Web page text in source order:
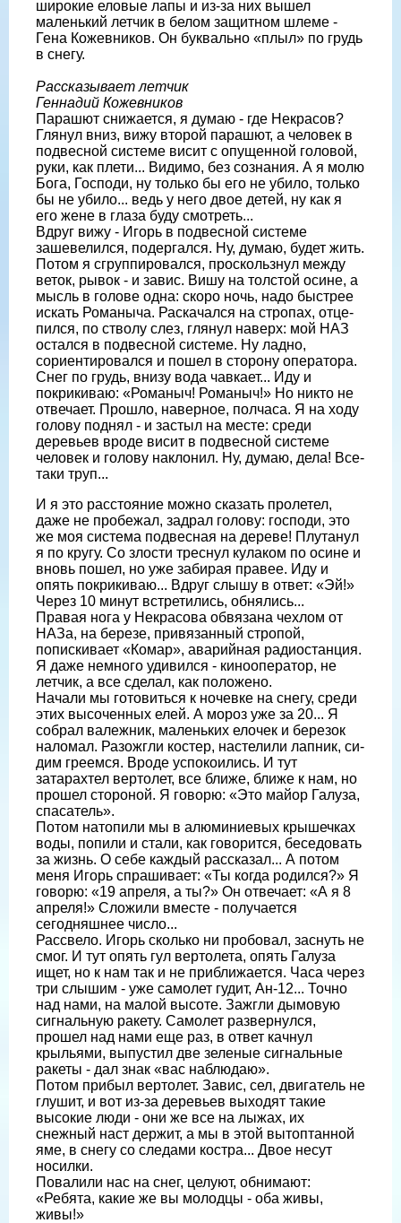
широкие еловые лапы и из-за них вышел
маленький летчик в белом за­щитном шлеме -
Гена Кожевников. Он буквально «плыл» по грудь
в снегу.
Рассказывает летчик
Геннадий Кожевников
Парашют снижается, я думаю - где Не­красов?
Глянул вниз, вижу второй пара­шют, а человек в
подвесной системе ви­сит с опущенной головой,
руки, как пле­ти... Видимо, без сознания. А я молю
Бо­га, Господи, ну только бы его не убило, только
бы не убило... ведь у него двое де­тей, ну как я
его жене в глаза буду смот­реть...
Вдруг вижу - Игорь в подвесной сис­теме
зашевелился, подергался. Ну, ду­маю, будет жить.
Потом я сгруппировался, проскольз­нул между
веток, рывок - и завис. Ви­шу на толстой осине, а
мысль в голове одна: скоро ночь, надо быстрее
искать Романыча. Раскачался на стропах, отце­
пился, по стволу слез, глянул наверх: мой НАЗ
остался в подвесной системе. Ну ладно,
сориентировался и пошел в сторону оператора.
Снег по грудь, внизу вода чавкает... Иду и
покрикиваю: «Ро­маныч! Романыч!» Но никто не
отвеча­ет. Прошло, наверное, полчаса. Я на хо­ду
голову поднял - и застыл на месте: среди
деревьев вроде висит в подвесной системе
человек и голову наклонил. Ну, думаю, дела! Все-
таки труп...
И я это расстояние можно сказать пролетел,
даже не пробежал, задрал го­лову: господи, это
же моя система под­весная на дереве! Плутанул
я по кругу. Со злости треснул кулаком по осине и
вновь пошел, но уже забирая правее. Иду и
опять покрикиваю... Вдруг слышу в ответ: «Эй!»
Через 10 минут встрети­лись, обнялись...
Правая нога у Некрасова обвязана чехлом от
НАЗа, на березе, привязанный стропой,
попискивает «Комар», аварий­ная радиостанция.
Я даже немного уди­вился - кинооператор, не
летчик, а все сделал, как положено.
Начали мы готовиться к ночевке на снегу, среди
этих высоченных елей. А мороз уже за 20... Я
собрал валежник, маленьких елочек и березок
наломал. Разожгли костер, настелили лапник, си­
дим греемся. Вроде успокоились. И тут
затарахтел вертолет, все ближе, ближе к нам, но
прошел стороной. Я говорю: «Это майор Галуза,
спасатель».
Потом натопили мы в алюминиевых крышечках
воды, попили и стали, как говорится, беседовать
за жизнь. О себе каждый рассказал... А потом
меня Игорь спрашивает: «Ты когда родился?» Я
го­ворю: «19 апреля, а ты?» Он отвечает: «А я 8
апреля!» Сложили вместе - получает­ся
сегодняшнее число...
Рассвело. Игорь сколько ни пробо­вал, заснуть не
смог. И тут опять гул вер­толета, опять Галуза
ищет, но к нам так и не приближается. Часа через
три слы­шим - уже самолет гудит, Ан-12... Точ­но
над нами, на малой высоте. Зажгли дымовую
сигнальную ракету. Самолет развернулся,
прошел над нами еще раз, в ответ качнул
крыльями, выпустил две зеленые сигнальные
ракеты - дал знак «вас наблюдаю».
Потом прибыл вертолет. Завис, сел, двигатель не
глушит, и вот из-за деревь­ев выходят такие
высокие люди - они же все на лыжах, их
снежный наст держит, а мы в этой вытоптанной
яме, в снегу со следами костра... Двое несут
носилки.
Повалили нас на снег, целуют, обни­мают:
«Ребята, какие же вы молодцы - оба живы,
живы!»